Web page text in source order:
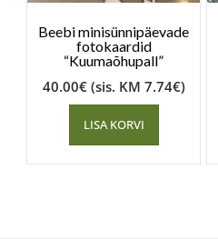
Beebi minisünnipäevade
fotokaardid
“Kuumaõhupall”
40.00€ (sis. KM 7.74€)
LISA KORVI